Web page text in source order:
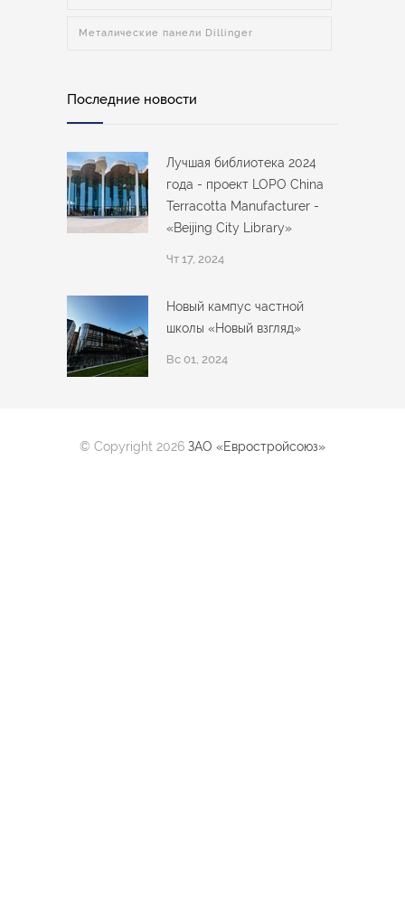
Металические панели Dillinger
Последние новости
Лучшая библиотека 2024
года - проект LOPO China
Terracotta Manufacturer -
«Beijing City Library»
Чт 17, 2024
Новый кампус частной
школы «Новый взгляд»
Вс 01, 2024
© Copyright 2026 ЗАО «Евростройсоюз»